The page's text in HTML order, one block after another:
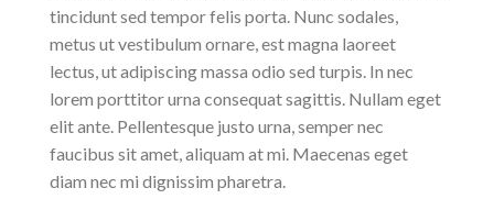
tincidunt sed tempor felis porta. Nunc sodales,
metus ut vestibulum ornare, est magna laoreet
lectus, ut adipiscing massa odio sed turpis. In nec
lorem porttitor urna consequat sagittis. Nullam eget
elit ante. Pellentesque justo urna, semper nec
faucibus sit amet, aliquam at mi. Maecenas eget
diam nec mi dignissim pharetra.